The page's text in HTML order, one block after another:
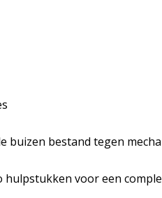
buizen bestand tegen
voor een